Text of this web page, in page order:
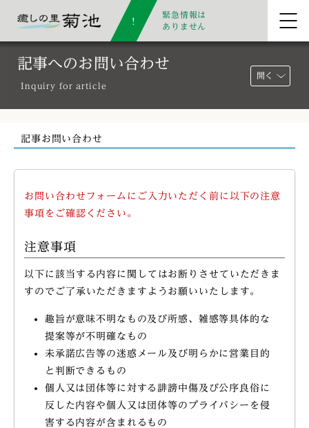
緊急情報は
ありません
記事へのお問い合わせ
Inquiry for article
開く
記事お問い合わせ
お問い合わせフォームにご入力いただく前に以下の注意
事項をご確認ください。
注意事項
以下に該当する内容に関してはお断りさせていただきま
すのでご了承いただきますようお願いいたします。
趣旨が意味不明なもの及び所感、雑感等具体的な
提案等が不明確なもの
未承諾広告等の迷惑メール及び明らかに営業目的
と判断できるもの
個人又は団体等に対する誹謗中傷及び公序良俗に
反した内容や個人又は団体等のプライバシーを侵
害する内容が含まれるもの